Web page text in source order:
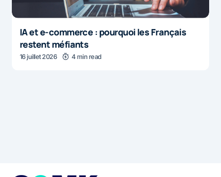
IA et e-commerce : pourquoi les Français
restent méfiants
16 juillet 2026 4 min read